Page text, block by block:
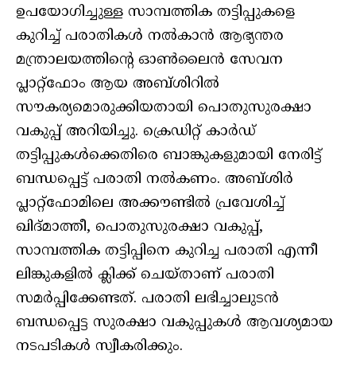
ഉപയോഗിച്ചുള്ള സാമ്പത്തിക തട്ടിപ്പുകളെ
കുറിച്ച് പരാതികള്‍ നല്‍കാന്‍ ആഭ്യന്തര
മന്ത്രാലയത്തിന്റെ ഓണ്‍ലൈന്‍ സേവന
പ്ലാറ്റ്‌ഫോം ആയ അബ്ശിറില്‍
സൗകര്യമൊരുക്കിയതായി പൊതുസുരക്ഷാ
വകുപ്പ് അറിയിച്ചു. ക്രെഡിറ്റ് കാര്‍ഡ്
തട്ടിപ്പുകള്‍ക്കെതിരെ ബാങ്കുകളുമായി നേരിട്ട്
ബന്ധപ്പെട്ട് പരാതി നൽകണം. അബ്ശിര്‍
പ്ലാറ്റ്‌ഫോമിലെ അക്കൗണ്ടില്‍ പ്രവേശിച്ച്
ഖിദ്മാത്തീ, പൊതുസുരക്ഷാ വകുപ്പ്,
സാമ്പത്തിക തട്ടിപ്പിനെ കുറിച്ച പരാതി എന്നീ
ലിങ്കുകളിൽ ക്ലിക്ക് ചെയ്താണ് പരാതി
സമർപ്പിക്കേണ്ടത്. പരാതി ലഭിച്ചാലുടന്‍
ബന്ധപ്പെട്ട സുരക്ഷാ വകുപ്പുകള്‍ ആവശ്യമായ
നടപടികള്‍ സ്വീകരിക്കും.